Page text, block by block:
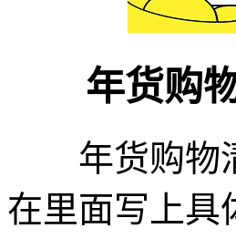
年货购物
年货购物清
在里面写上具